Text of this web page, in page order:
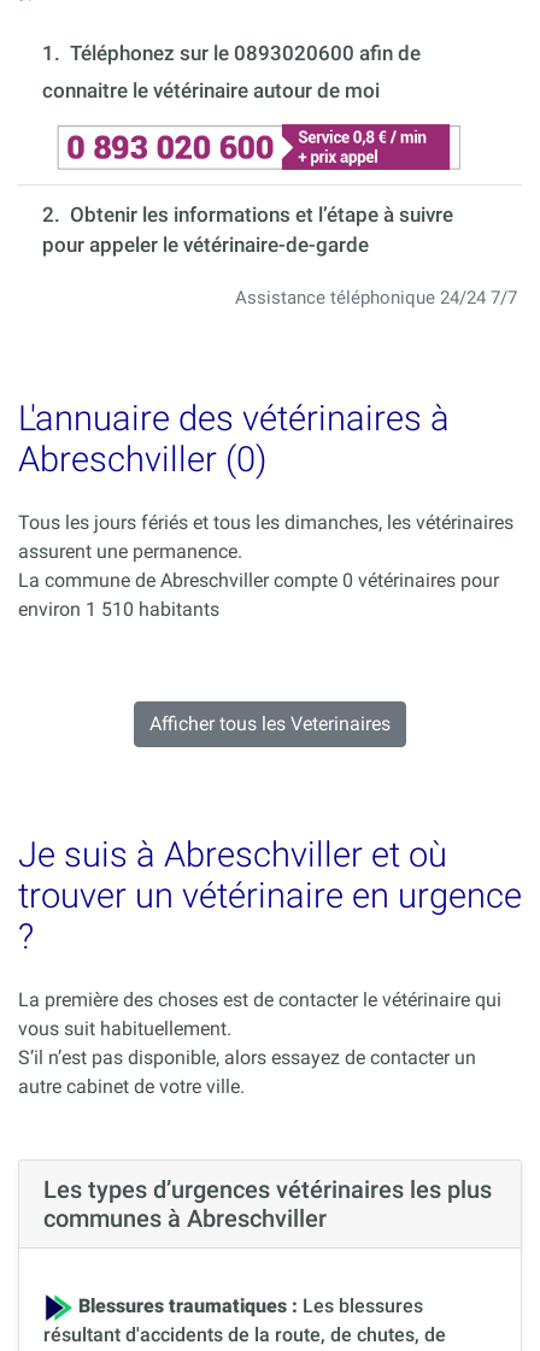
1. Téléphonez sur le 0893020600 afin de
connaitre le vétérinaire autour de moi
2. Obtenir les informations et l’étape à suivre
pour appeler le vétérinaire-de-garde
Assistance téléphonique 24/24 7/7
L'annuaire des vétérinaires à
Abreschviller (0)
Tous les jours fériés et tous les dimanches, les vétérinaires
assurent une permanence.
La commune de Abreschviller compte 0 vétérinaires pour
environ 1 510 habitants
Afficher tous les Veterinaires
Je suis à Abreschviller et où
trouver un vétérinaire en urgence
?
La première des choses est de contacter le vétérinaire qui
vous suit habituellement.
S’il n’est pas disponible, alors essayez de contacter un
autre cabinet de votre ville.
Les types d’urgences vétérinaires les plus
communes à Abreschviller
Blessures traumatiques : Les blessures
résultant d'accidents de la route, de chutes, de